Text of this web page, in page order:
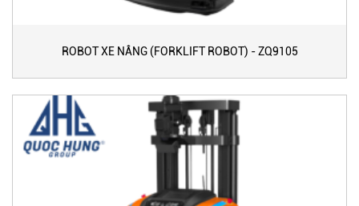
ROBOT XE NÂNG (FORKLIFT ROBOT) - ZQ9105